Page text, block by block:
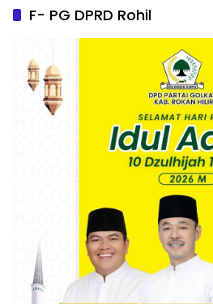
F- PG DPRD Rohil